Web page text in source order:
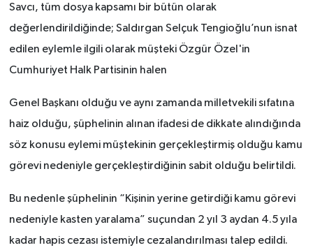
Savcı, tüm dosya kapsamı bir bütün olarak
değerlendirildiğinde; Saldırgan Selçuk Tengioğlu’nun isnat
edilen eylemle ilgili olarak müşteki Özgür Özel'in
Cumhuriyet Halk Partisinin halen
Genel Başkanı olduğu ve aynı zamanda milletvekili sıfatına
haiz olduğu, şüphelinin alınan ifadesi de dikkate alındığında
söz konusu eylemi müştekinin gerçekleştirmiş olduğu kamu
görevi nedeniyle gerçekleştirdiğinin sabit olduğu belirtildi.
Bu nedenle şüphelinin “Kişinin yerine getirdiği kamu görevi
nedeniyle kasten yaralama” suçundan 2 yıl 3 aydan 4.5 yıla
kadar hapis cezası istemiyle cezalandırılması talep edildi.